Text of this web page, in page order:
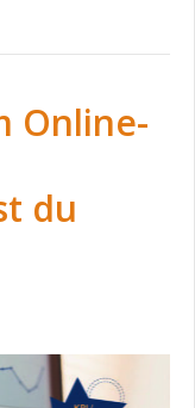
Online-
du